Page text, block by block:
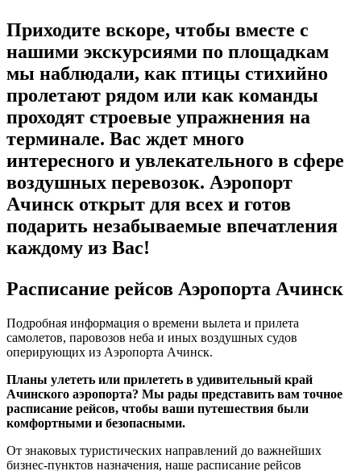
Приходите вскоре, чтобы вместе с
нашими экскурсиями по площадкам
мы наблюдали, как птицы стихийно
пролетают рядом или как команды
проходят строевые упражнения на
терминале. Вас ждет много
интересного и увлекательного в сфере
воздушных перевозок. Аэропорт
Ачинск открыт для всех и готов
подарить незабываемые впечатления
каждому из Вас!
Расписание рейсов Аэропорта Ачинск
Подробная информация о времени вылета и прилета
самолетов, паровозов неба и иных воздушных судов
оперирующих из Аэропорта Ачинск.
Планы улететь или прилететь в удивительный край
Ачинского аэропорта? Мы рады представить вам точное
расписание рейсов, чтобы ваши путешествия были
комфортными и безопасными.
От знаковых туристических направлений до важнейших
бизнес-пунктов назначения, наше расписание рейсов